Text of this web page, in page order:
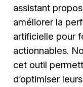
assistant
améliorer la
artificielle pour
actionnables.
cet outil
d’optimiser